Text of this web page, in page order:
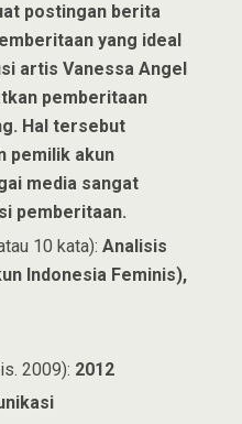
postingan berita
yang ideal
artis Vanessa Angel
pemberitaan
Hal tersebut
pemilik akun
media sangat
pemberitaan.
10 kata):Analisis
Indonesia Feminis),
2009): 2012